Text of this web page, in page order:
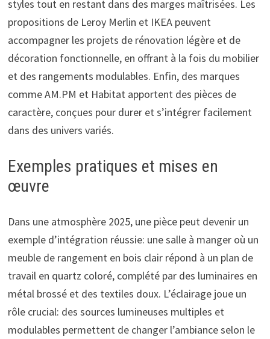
styles tout en restant dans des marges maîtrisées. Les
propositions de Leroy Merlin et IKEA peuvent
accompagner les projets de rénovation légère et de
décoration fonctionnelle, en offrant à la fois du mobilier
et des rangements modulables. Enfin, des marques
comme AM.PM et Habitat apportent des pièces de
caractère, conçues pour durer et s’intégrer facilement
dans des univers variés.
Exemples pratiques et mises en
œuvre
Dans une atmosphère 2025, une pièce peut devenir un
exemple d’intégration réussie: une salle à manger où un
meuble de rangement en bois clair répond à un plan de
travail en quartz coloré, complété par des luminaires en
métal brossé et des textiles doux. L’éclairage joue un
rôle crucial: des sources lumineuses multiples et
modulables permettent de changer l’ambiance selon le